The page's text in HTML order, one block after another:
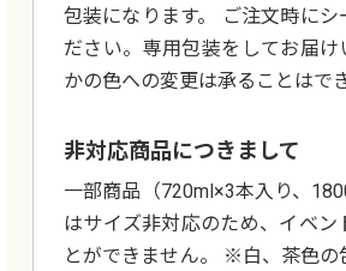
包装になります。 ご注文時にシ
ださい。専用包装をしてお届け
かの色への変更は承ることはで
非対応商品につきまして
一部商品（720ml×3本入り、
はサイズ非対応のため、イベン
とができません。 ※白、茶色の